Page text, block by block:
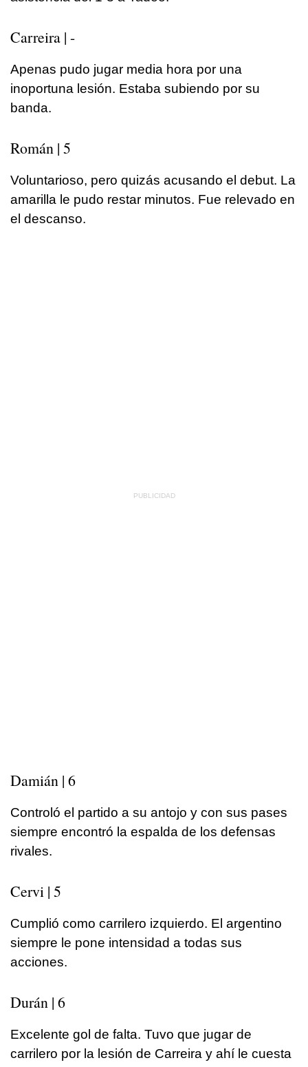
Carreira | -
Apenas pudo jugar media hora por una
inoportuna lesión. Estaba subiendo por su
banda.
Román | 5
Voluntarioso, pero quizás acusando el debut. La
amarilla le pudo restar minutos. Fue relevado en
el descanso.
Damián | 6
Controló el partido a su antojo y con sus pases
siempre encontró la espalda de los defensas
rivales.
Cervi | 5
Cumplió como carrilero izquierdo. El argentino
siempre le pone intensidad a todas sus
acciones.
Durán | 6
Excelente gol de falta. Tuvo que jugar de
carrilero por la lesión de Carreira y ahí le cuesta